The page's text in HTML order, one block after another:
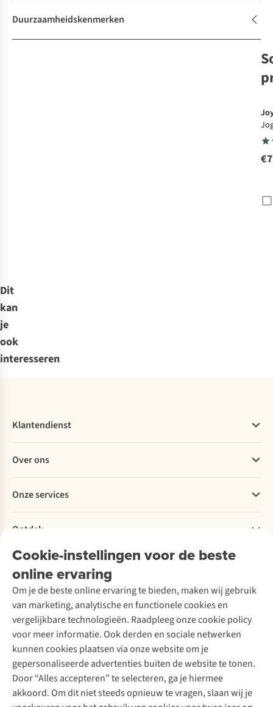
Duurzaamheidskenmerken
Dit
kan
je
ook
interesseren
Cookie-instellingen voor de beste
online ervaring
Om je de beste online ervaring te bieden, maken wij gebruik
van marketing, analytische en functionele cookies en
vergelijkbare technologieën. Raadpleeg onze cookie policy
voor meer informatie. Ook derden en sociale netwerken
kunnen cookies plaatsen via onze website om je
gepersonaliseerde advertenties buiten de website te tonen.
Door “Alles accepteren” te selecteren, ga je hiermee
akkoord. Om dit niet steeds opnieuw te vragen, slaan wij je
Klantendienst
Bestellen
Betalen
Levering
Retourneren
Bestelling herroepen
Garantie
Contact
Over ons
Explore More
Verantwoord ondernemen
Over Ayacucho
Onze winkels
Over A.S.Adventure
Toegankelijkheidsverklaring
Onze services
Ski-onderhoud
Wasservice
Schoenonderhoud
Schoenherstelling
Kledingherstelling
Retouches
Voor bedrijven
Ontdek
A.S.Magazine
Podcast
Explore Academy
Explore Camp
Gear Check
Inspiratie & advies
Meld je aan voor de nieuwsbrief
Follow us